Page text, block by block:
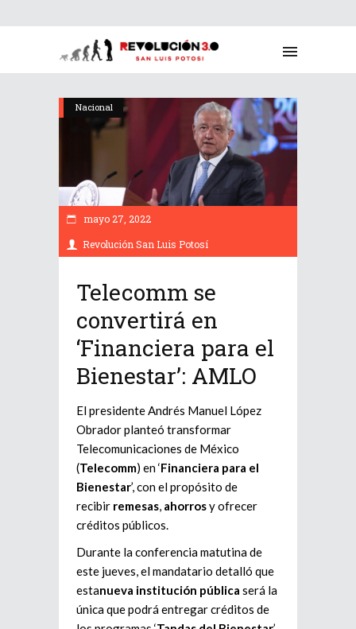
Nacional
mayo 27, 2022
Revolución San Luis Potosí
Telecomm se
convertirá en
‘Financiera para el
Bienestar’: AMLO
El presidente Andrés Manuel López
Obrador planteó transformar
Telecomunicaciones de México
(Telecomm) en ‘Financiera para el
Bienestar’, con el propósito de
recibir remesas, ahorrosy ofrecer
créditos públicos.
Durante la conferencia matutina de
este jueves, el mandatario detalló que
estanueva institución pública será la
única que podrá entregar créditos de